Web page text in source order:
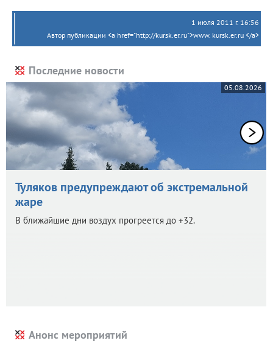
1 июля 2011 г. 16:56
Автор публикации <a href="http://kursk.er.ru">www. kursk.er.ru </a>
Последние новости
05.08.2026
Туляков предупреждают об экстремальной
жаре
В ближайшие дни воздух прогреется до +32.
Анонс мероприятий